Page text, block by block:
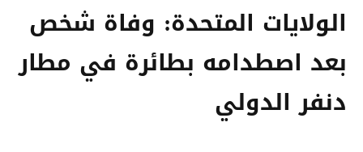
الولايات المتحدة: وفاة شخص
بعد اصطدامه بطائرة في مطار
دنفر الدولي